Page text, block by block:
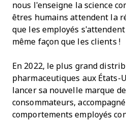
nous l'enseigne la science
êtres humains attendent la
que les employés
même façon que les clients !
En 2022, le plus grand
pharmaceutiques aux États-
lancer sa nouvelle marque
consommateurs,
comportements employés